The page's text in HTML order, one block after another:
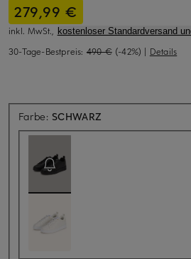
279,99 €
inkl. MwSt., kostenloser Standardversand
30-Tage-Bestpreis: 490 € (-42%) | Details
Farbe: SCHWARZ